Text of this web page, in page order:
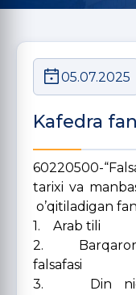
05.07.2025
Kafedra
60220500-
tarixi va
o’qitiladigan
1. Arab tili
2. Barqaror
falsafasi
3. Din